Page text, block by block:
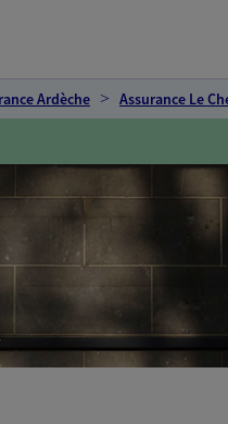
Ardèche Assurance Le